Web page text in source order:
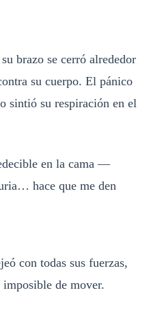
brazo se cerró alrededor
su cuerpo. El pánico
sintió su respiración en el
en la cama —
hace que me den
con todas sus fuerzas,
de mover.